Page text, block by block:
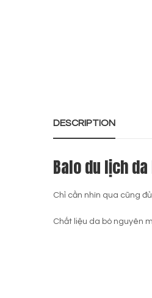
DESCRIPTION
Balo du lịch
Chỉ cần nhìn qua cũng
Chất liệu da bò nguyên